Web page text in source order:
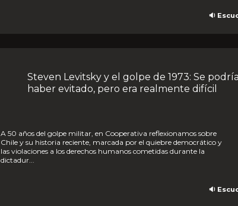
🔉
Steven Levitsky y el golpe de 1973: Se podría
haber evitado, pero era realmente difícil
A 50 años del golpe militar, en Cooperativa reflexionamos sobre
Chile y su historia reciente, marcada por el quiebre democrático y
las violaciones a los derechos humanos cometidas durante la
dictadur...
🔉